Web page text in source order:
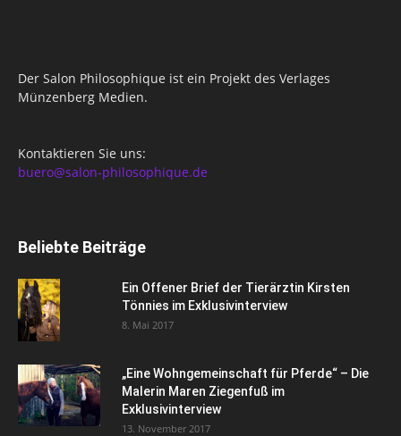
Der Salon Philosophique ist ein Projekt des Verlages
Münzenberg Medien.
Kontaktieren Sie uns:
buero@salon-philosophique.de
Beliebte Beiträge
Ein Offener Brief der Tierärztin Kirsten
Tönnies im Exklusivinterview
8. Mai 2017
„Eine Wohngemeinschaft für Pferde“ – Die
Malerin Maren Ziegenfuß im
Exklusivinterview
13. November 2017